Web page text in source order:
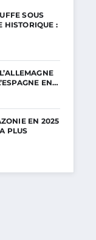
SOUS
HISTORIQUE :
EN…
EN 2025
PLUS